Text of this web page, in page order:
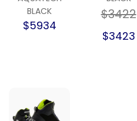
BLACK
$5934
$3422
$3423